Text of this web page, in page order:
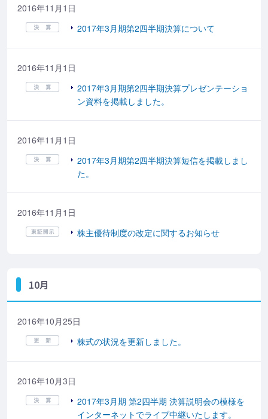
2016年11月1日
2017年3月期第2四半期決算について
2016年11月1日
2017年3月期第2四半期決算プレゼンテーショ
ン資料を掲載しました。
2016年11月1日
2017年3月期第2四半期決算短信を掲載しまし
た。
2016年11月1日
株主優待制度の改定に関するお知らせ
10月
2016年10月25日
株式の状況を更新しました。
2016年10月3日
2017年3月期 第2四半期 決算説明会の模様を
インターネットでライブ中継いたします。